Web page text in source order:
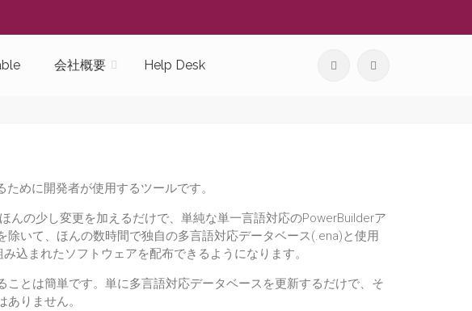
会社概要 Help Desk
めに開発者が使用するツールです。
んの少し変更を加えるだけで、単純な単一言語対応のPowerBuilderア
いて、ほんの数時間で独自の多言語対応データベース(.ena)と使用
込まれたソフトウェアを配布できるようになります。
とは簡単です。単に多言語対応データベースを更新するだけで、そ
りません。